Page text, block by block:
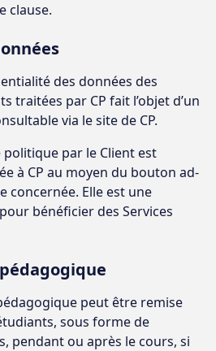
clause.
des données des
traitées par CP fait l’objet d’un
via le site de CP.
politique par le Client est
à CP au moyen du bouton ad-
concernée. Elle est une
bénéficier des Services
peut être remise
sous forme de
pendant ou après le cours, si